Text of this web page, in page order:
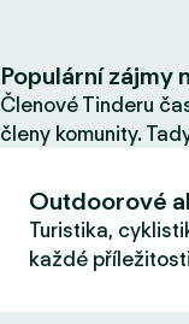
Populární zájmy
Členové Tinderu
členy komunity.
Outdoorové
Turistika,
každé